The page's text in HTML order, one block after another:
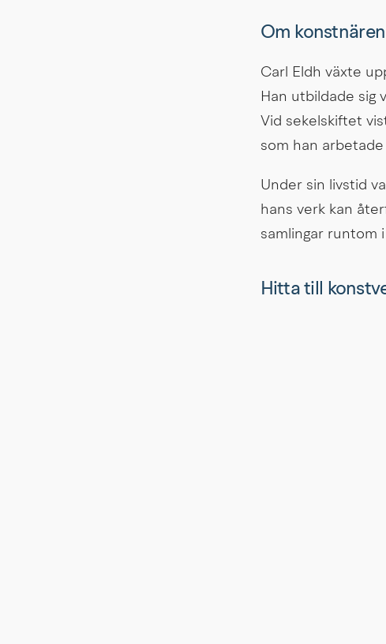
Om konstnären
Carl Eldh växte
Han utbildade sig
Vid sekelskiftet
som han
Under sin livstid
hans verk kan
samlingar runtom
Hitta till